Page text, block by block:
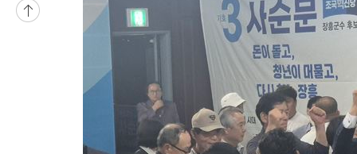
-15193초 전 >
누그러진 극한 폭염…'낮 최고 34도' 무더위는 이어져[내일날
제주 골프장서 멧돼지 출현 결국 사살…'이용객 대피'
[속보]원·달러 환율, 2.3원 오른 1418.4원 마감
[속보]코스피, 40.89포인트(0.65%) 오른 6299.66 마감
[속보]코스닥, 55.66포인트(6.97%) 오른 854.47 마감
대포통장 107개로 불법도박 수익 5062억 세탁…19명 검거
[속보]이 대통령 "2028년 중순까지 광주 군공항 기능 다른 군공